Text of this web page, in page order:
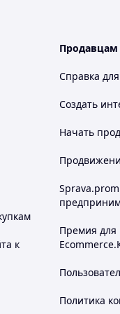
к
Продавцам
Справка
Создать
Начать
Премия для
Политика